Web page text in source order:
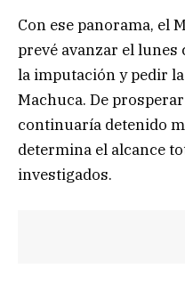
Con ese panorama, el
prevé avanzar el
la imputación y pedir
Machuca. De
continuaría detenido
determina el alcance
investigados.